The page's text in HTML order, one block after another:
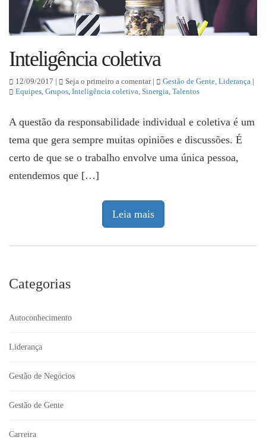
Inteligência coletiva
12/09/2017 | Seja o primeiro a comentar | Gestão de Gente Liderança |
Equipes Grupos Inteligência coletiva Sinergia Talentos
A questão da responsabilidade individual e coletiva é um
tema que gera sempre muitas opiniões e discussões. É
certo de que se o trabalho envolve uma única pessoa,
entendemos que […]
Leia mais
Categorias
Autoconhecimento
Liderança
Gestão de Negócios
Gestão de Gente
Carreira